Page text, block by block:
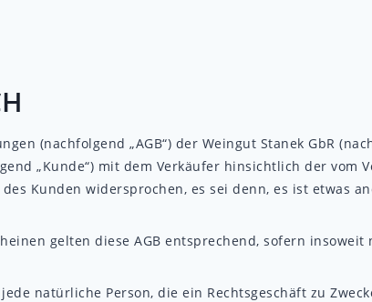
(nachfolgend „AGB“) der Weingut Stanek GbR
„Kunde“) mit dem Verkäufer hinsichtlich der
Kunden widersprochen, es sei denn, es ist etwas
gelten diese AGB entsprechend, sofern
natürliche Person, die ein Rechtsgeschäft zu